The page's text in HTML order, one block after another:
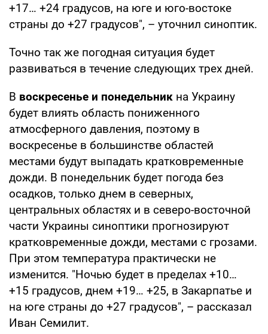
+17… +24 градусов, на юге и юго-востоке
страны до +27 градусов", – уточнил синоптик.
Точно так же погодная ситуация будет
развиваться в течение следующих трех дней.
В воскресенье и понедельник на Украину
будет влиять область пониженного
атмосферного давления, поэтому в
воскресенье в большинстве областей
местами будут выпадать кратковременные
дожди. В понедельник будет погода без
осадков, только днем в северных,
центральных областях и в северо-восточной
части Украины синоптики прогнозируют
кратковременные дожди, местами с грозами.
При этом температура практически не
изменится. "Ночью будет в пределах +10…
+15 градусов, днем +19… +25, в Закарпатье и
на юге страны до +27 градусов", – рассказал
Иван Семилит.